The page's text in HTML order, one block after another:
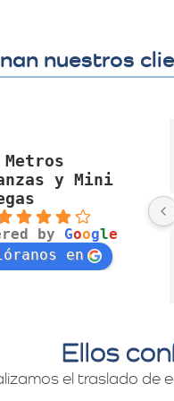
nuestros
Metros
y Mini
by Google
en
el año pasado
servicio,
y cuidado
Ellos
el traslado de